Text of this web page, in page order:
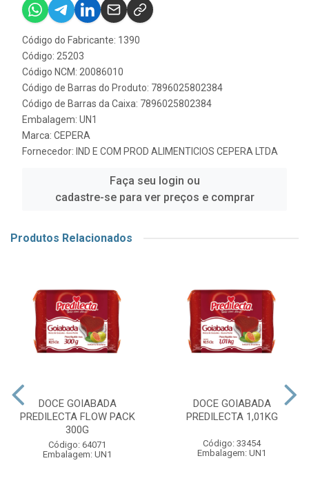
Código do Fabricante: 1390
Código: 25203
Código NCM: 20086010
Código de Barras do Produto: 7896025802384
Código de Barras da Caixa: 7896025802384
Embalagem: UN1
Marca: CEPERA
Fornecedor: IND E COM PROD ALIMENTICIOS CEPERA LTDA
Faça seu login ou
cadastre-se para ver preços e comprar
Produtos Relacionados
DOCE GOIABADA
PREDILECTA FLOW PACK
300G
Código: 64071
Embalagem: UN1
DOCE GOIABADA
PREDILECTA 1,01KG
Código: 33454
Embalagem: UN1